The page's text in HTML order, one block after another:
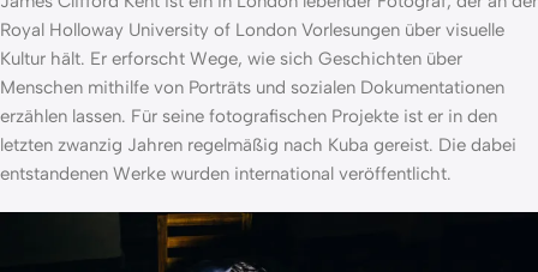
Royal Holloway University of London Vorlesungen über visuelle
Kultur hält. Er erforscht Wege, wie sich Geschichten über
Menschen mithilfe von Porträts und sozialen Dokumentationen
erzählen lassen. Für seine fotografischen Projekte ist er in den
letzten zwanzig Jahren regelmäßig nach Kuba gereist. Die dabei
entstandenen Werke wurden international veröffentlicht.